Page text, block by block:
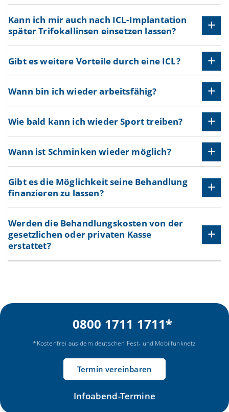
Kann ich mir auch nach ICL-Implantation
später Trifokallinsen einsetzen lassen?
Gibt es weitere Vorteile durch eine ICL?
Wann bin ich wieder arbeitsfähig?
Wie bald kann ich wieder Sport treiben?
Wann ist Schminken wieder möglich?
Gibt es die Möglichkeit seine Behandlung
finanzieren zu lassen?
Werden die Behandlungskosten von der
gesetzlichen oder privaten Kasse
erstattet?
0800 1711 1711*
*Kostenfrei aus dem deutschen Fest- und Mobilfunknetz
Termin vereinbaren
Infoabend-Termine